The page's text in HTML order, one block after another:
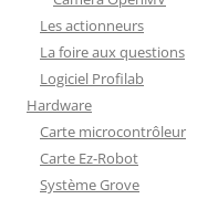
Les actionneurs
La foire aux questions
Logiciel Profilab
Hardware
Carte microcontrôleur
Carte Ez-Robot
Système Grove